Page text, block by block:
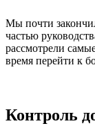
Мы почти
частью
рассмотрели
время перейти к
Контроль